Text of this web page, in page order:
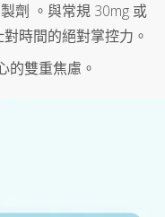
劑 。與常規 30mg 或
時間的絕對掌控力。
的雙重焦慮。